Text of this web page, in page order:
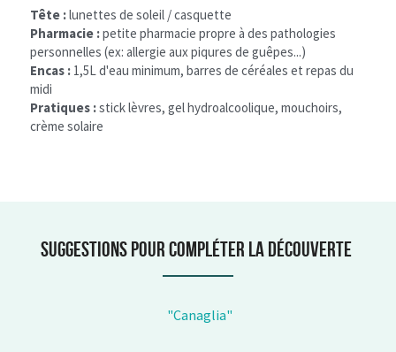
Tête : lunettes de soleil / casquette
Pharmacie : petite pharmacie propre à des pathologies
personnelles (ex: allergie aux piqures de guêpes...)
Encas : 1,5L d'eau minimum, barres de céréales et repas du
midi
Pratiques : stick lèvres, gel hydroalcoolique, mouchoirs,
crème solaire
Suggestions pour compléter la découverte
"Canaglia"